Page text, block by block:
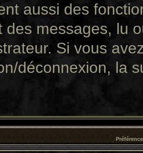
aussi des
des messages, lu
Si vous
déconnexion, la